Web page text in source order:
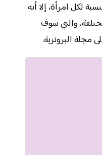
لكل امرأة، إلا أنه
والتي سوف
مجلة البرونزية.